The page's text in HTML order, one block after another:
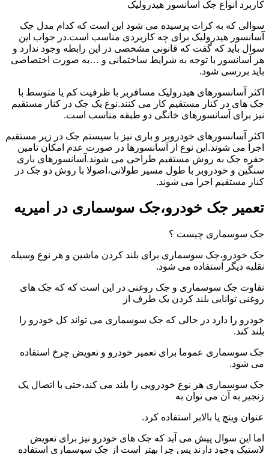
کاربرد انواع جک آسانسور هیدرولیک
سوالی که به کرات پرسیده می شود این است که کدام مدل جک
آسانسور هیدرولیک برای چه کاربردی مناسب است.در جواب این
سوال باید که گفت که قانونی مشخصی در این رابطه وجود ندارد و
هر آسانسور با توجه به شرایط ساختمانی و …به صورت اختصاصی
باید بررسی شود.
اکثر آسانسورهای هیدرولیک مسافربر با ظرفیت کم یا متوسط با
جک های در کنار مستقیم کار می کنند.نوع یک جک در کنار مستقیم
نیز برای آسانسورهای خانگی دو طبقه مناسب است.
اکثر آسانسورهای خودروبر و باری نیز با سیستم جک در زیر مستقیم
اجرا می شوند.این نوع از آسانسورها در صورت عدم امکان تامین
حفره جک به روش مستقیم طراحی می شوند.آسانسورهای باری
سنگین و خودروبر با طول مسیر طولانی،اصولا با روش دو جک در
کنار مستقیم اجرا می شوند.
تعمیر جک خودرو،جک سوسماری در امیریه
جک سوسماری چیست ؟
جک خودرو،جک سوسماری برای بلند کردن ماشین و هر نوع وسیله
نقلیه دیگر استفاده می شود.
تفاوت جک سوسماری و جک روغنی در این است که که جک های
روغنی توانایی بلند کردن یک طرف از
خودرو را دارد در حالی که جک سوسماری می تواند کل خودرو را
بلند کند.
جک سوسماری عموما برای تعمیر خودرو و تعویض چرخ استفاده
می شود.
جک سوسماری هر نوع خودرویی را بلند می کند،حتی با اتصال یک
زنجیر به آن می توان به
عنوان وینچ یا بالابر استفاده کرد.
اما این سوال پیش می آید که جک های خودرو نیز برای تعویض
لاستیک وجود دارند پس چرا بهتر است از جک سوسماری استفاده